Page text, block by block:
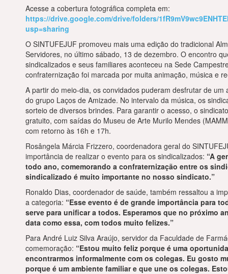
Acesse a cobertura fotográfica completa em:
https://drive.google.com/drive/folders/
usp=sharing
O SINTUFEJUF promoveu mais uma edição do tradicional
Servidores, no último sábado, 13 de dezembro. O encontro
sindicalizados e seus familiares aconteceu na Sede
confraternização foi marcada por muita animação, música e
A partir do meio-dia, os convidados puderam desfrutar de um
do grupo Laços de Amizade. No intervalo da música, os
sorteio de diversos brindes. Para garantir o acesso, o
gratuito, com saídas do Museu de Arte Murilo Mendes
com retorno às 16h e 17h.
Rosângela Márcia Frizzero, coordenadora geral do
importância de realizar o evento para os sindicalizados: “A
todo ano, comemorando a confraternização entre os
sindicalizado é muito importante no nosso sindicato.”
Ronaldo Dias, coordenador de saúde, também ressaltou a
a categoria: “Esse evento é de grande importância para
serve para unificar a todos. Esperamos que no próximo
data como essa, com todos muito felizes.”
Para André Luiz Silva Araújo, servidor da Faculdade de
comemoração: “Estou muito feliz porque é uma
encontrarmos informalmente com os colegas. Eu gosto
porque é um ambiente familiar e que une os colegas.